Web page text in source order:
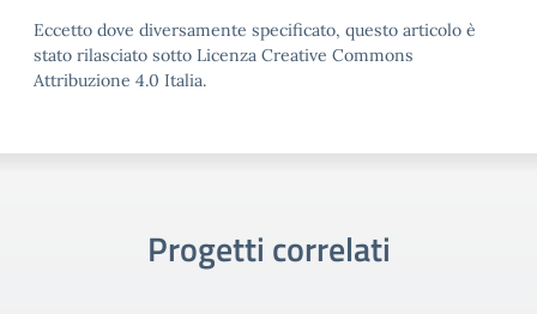
Eccetto dove diversamente specificato, questo articolo è
stato rilasciato sotto Licenza Creative Commons
Attribuzione 4.0 Italia.
Progetti correlati